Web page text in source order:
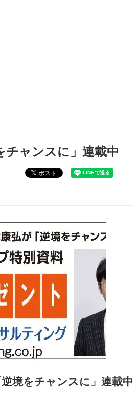
チャンスに」連載中
ポスト
境をチャンスに」連載中